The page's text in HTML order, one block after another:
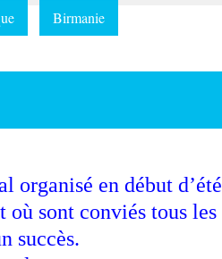
Birmanie
organisé en début d’été
sont conviés tous les
succès.